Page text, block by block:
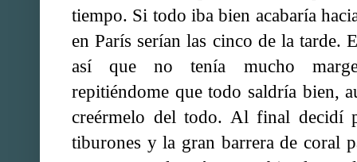
tiempo. Si todo iba bien acabaría
en París serían las cinco de la tarde.
así que no tenía mucho
repitiéndome que todo saldría bien,
creérmelo del todo. Al final decidí
tiburones y la gran barrera de coral